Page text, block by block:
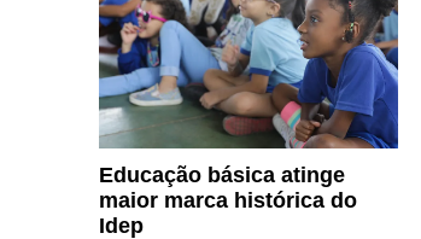
Educação básica atinge
maior marca histórica do
Idep